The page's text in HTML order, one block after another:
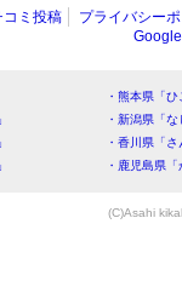
コミ投稿
プライバシー
・熊本県「
・新潟県「
・香川県「
・鹿児島県
(C)Asahi